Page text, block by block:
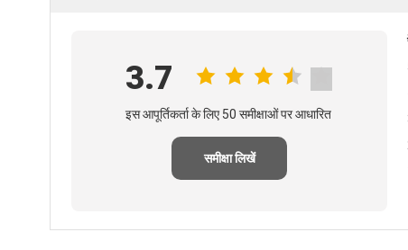
3.7
इस आपूर्तिकर्ता के लिए 50 समीक्षाओं पर आधारित
समीक्षा लिखें